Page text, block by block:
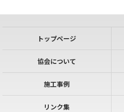
トップページ
協会について
施工事例
リンク集